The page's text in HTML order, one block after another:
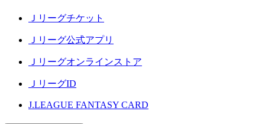
Ｊリーグチケット
Ｊリーグ公式アプリ
Ｊリーグオンラインストア
ＪリーグID
J.LEAGUE FANTASY CARD